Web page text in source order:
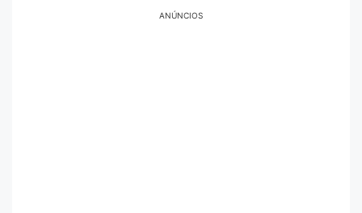
ANÚNCIOS